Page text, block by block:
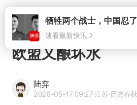
速看最新快讯
欧盟又酿坏水
陆弃
2026-05-17 09:27·江苏·历史春秋网总